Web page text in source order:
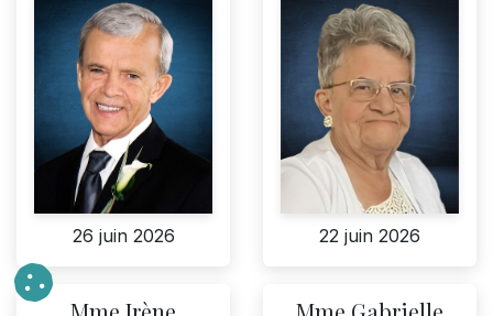
26 juin 2026 22 juin 2026